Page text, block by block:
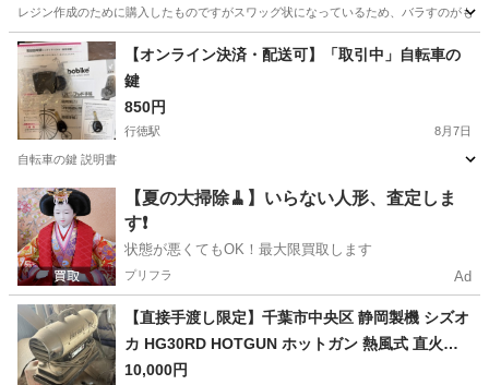
レジン作成のために購入したものですがスワッグ状になっているため、バラすのがも
千葉 習志野市 実籾駅 その他
【オンライン決済・配送可】「取引中」自転車の
鍵
850円
行徳駅 8月7日
自転車の鍵 説明書
千葉 市川市 行徳駅 その他
【夏の大掃除🧹】いらない人形、査定しま
す❗️
状態が悪くてもOK！最大限買取します
プリフラ Ad
【直接手渡し限定】千葉市中央区 静岡製機 シズオ
カ HG30RD HOTGUN ホットガン 熱風式 直火形
ジェットヒーター
10,000円